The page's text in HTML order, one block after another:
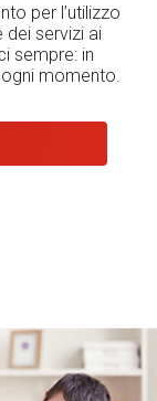
per l’utilizzo
dei servizi ai
sempre: in
momento.